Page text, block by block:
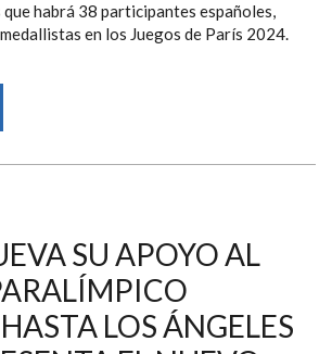
habrá 38 participantes españoles,
en los Juegos de París 2024.
SU APOYO AL
LOS ÁNGELES